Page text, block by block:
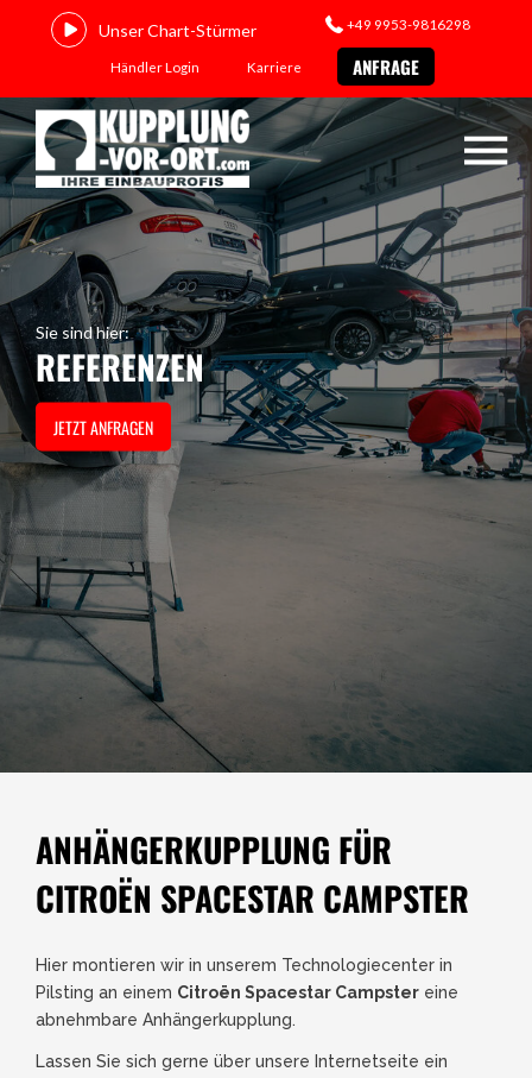
Unser Chart-Stürmer +49 9953-9816298
Händler Login Karriere ANFRAGE
Sie sind hier:
REFERENZEN
JETZT ANFRAGEN
ANHÄNGERKUPPLUNG FÜR
CITROËN SPACESTAR CAMPSTER
Hier montieren wir in unserem Technologiecenter in
Pilsting an einem Citroën Spacestar Campster eine
abnehmbare Anhängerkupplung.
Lassen Sie sich gerne über unsere Internetseite ein